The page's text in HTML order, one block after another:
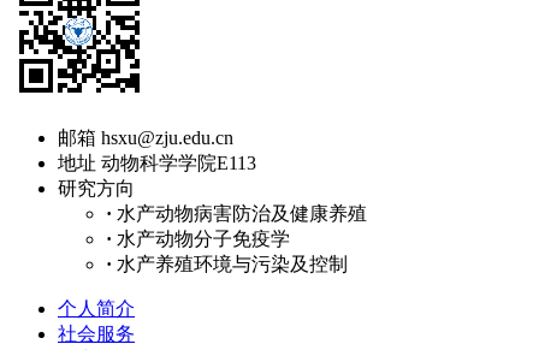
邮箱 hsxu@zju.edu.cn
地址 动物科学学院E113
研究方向
· 水产动物病害防治及健康养殖
· 水产动物分子免疫学
· 水产养殖环境与污染及控制
个人简介
社会服务